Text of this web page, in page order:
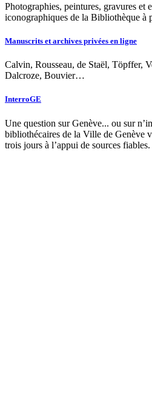
Photographies, peintures, gravures et
iconographiques de la Bibliothèque à
Manuscrits et archives privées en ligne
Calvin, Rousseau, de Staël, Töpffer,
Dalcroze, Bouvier…
InterroGE
Une question sur Genève... ou sur
bibliothécaires de la Ville de Genève
trois jours à l’appui de sources fiables.